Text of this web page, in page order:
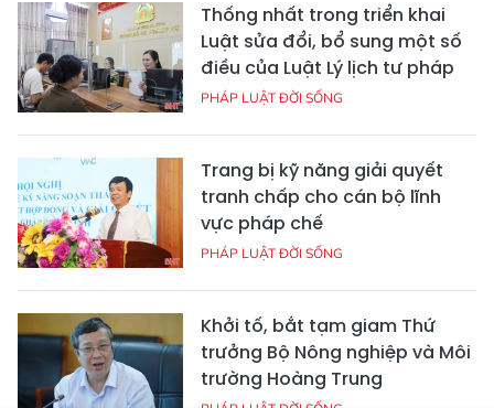
Thống nhất trong triển khai
Luật sửa đổi, bổ sung một số
điều của Luật Lý lịch tư pháp
PHÁP LUẬT ĐỜI SỐNG
Trang bị kỹ năng giải quyết
tranh chấp cho cán bộ lĩnh
vực pháp chế
PHÁP LUẬT ĐỜI SỐNG
Khởi tố, bắt tạm giam Thứ
trưởng Bộ Nông nghiệp và Môi
trường Hoàng Trung